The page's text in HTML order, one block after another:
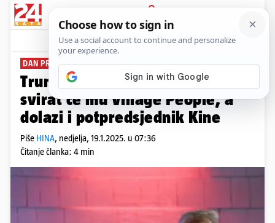
PRIJAVA
News Komentari
DAN PRIJE INAUGURACIJE
Trumpu hladnoća kvari planove,
svirat će mu Village People, a
dolazi i potpredsjednik Kine
Piše HINA, nedjelja, 19.1.2025. u 07:36
Čitanje članka: 4 min